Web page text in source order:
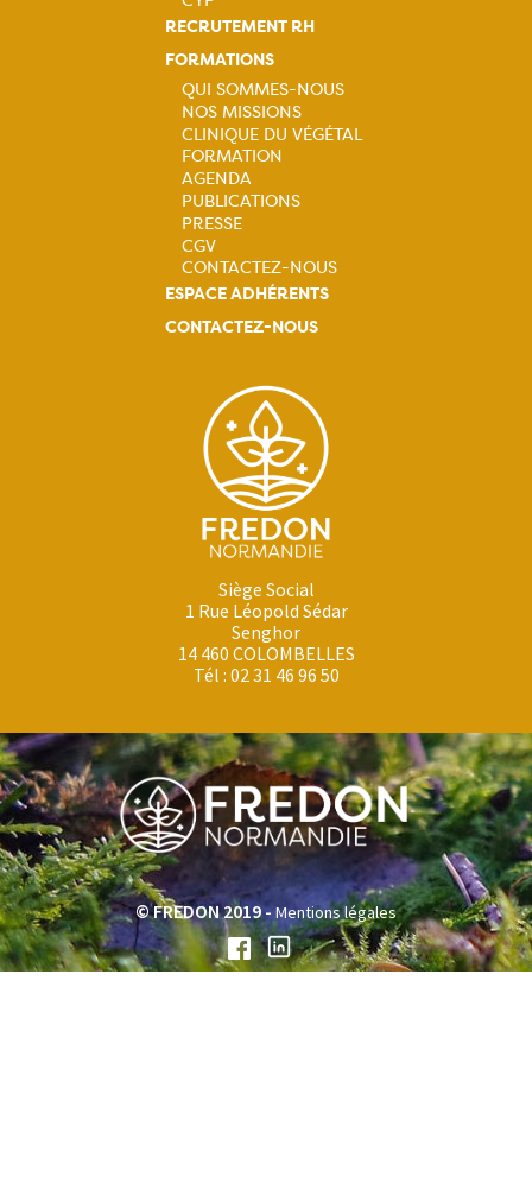
RECRUTEMENT RH
FORMATIONS
Navigation
principale
QUI SOMMES-NOUS
NOS MISSIONS
CLINIQUE DU VÉGÉTAL
FORMATION
AGENDA
PUBLICATIONS
PRESSE
CGV
CONTACTEZ-NOUS
ESPACE ADHÉRENTS
CONTACTEZ-NOUS
Siège Social
1 Rue Léopold Sédar
Senghor
14 460 COLOMBELLES
Tél : 02 31 46 96 50
© FREDON 2019 -Mentions légales